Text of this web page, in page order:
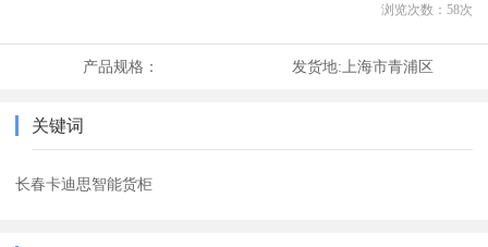
浏览次数： 58次
产品规格： 发货地: 上海市青浦区
关键词
长春卡迪思智能货柜